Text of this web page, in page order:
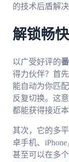
的技术后盾解决
解锁畅
以广受好评的
得力伙伴？首
能自动为你匹
反复切换。这
都能获得接近
其次，它的多
卓手机、
甚至可以在多